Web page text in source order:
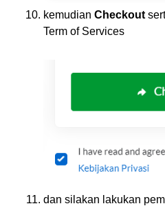
kemudian Checkout
Term of Services
dan silakan lakukan